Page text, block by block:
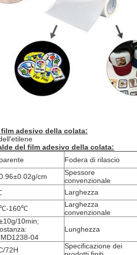
adesivo della colata:
del film adesivo della colata:
Fodera di rilascio
cm
Spessore
convenzionale
Larghezza
160℃
Larghezza
convenzionale
10min;
04
Lunghezza
72H
Specificazione dei